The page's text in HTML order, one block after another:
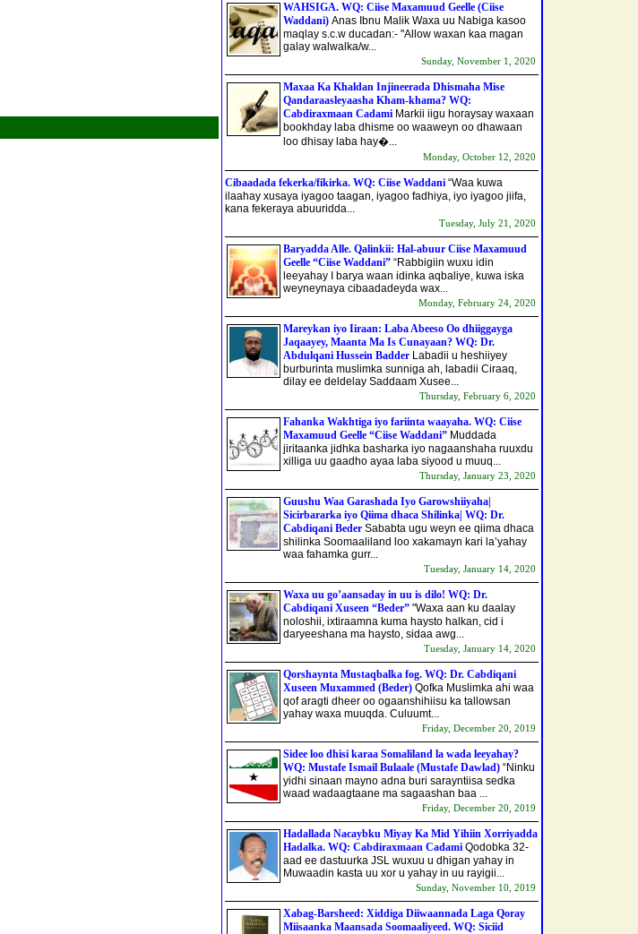
WAHSIGA. WQ: Ciise Maxamuud Geelle (Ciise
Waddani) Anas Ibnu Malik Waxa uu Nabiga kasoo
maqlay s.c.w ducadan:- "Allow waxan kaa magan
galay walwalka/w...
Sunday, November 1, 2020
Maxaa Ka Khaldan Injineerada Dhismaha Mise
Qandaraasleyaasha Kham-khama? WQ:
Cabdiraxmaan Cadami Markii iigu horaysay waxaan
bookhday laba dhisme oo waaweyn oo dhawaan
loo dhisay laba hay�...
Monday, October 12, 2020
Cibaadada fekerka/fikirka. WQ: Ciise Waddani “Waa kuwa
ilaahay xusaya iyagoo taagan, iyagoo fadhiya, iyo iyagoo jiifa,
kana fekeraya abuuridda...
Tuesday, July 21, 2020
Baryadda Alle. Qalinkii: Hal-abuur Ciise Maxamuud
Geelle “Ciise Waddani” “Rabbigiin wuxu idin
leeyahay I barya waan idinka aqbaliye, kuwa iska
weyneynaya cibaadadeyda wax...
Monday, February 24, 2020
Mareykan iyo Iiraan: Laba Abeeso Oo dhiiggayga
Jaqaayey, Maanta Ma Is Cunayaan? WQ: Dr.
Abdulqani Hussein Badder Labadii u heshiiyey
burburinta muslimka sunniga ah, labadii Ciraaq,
dilay ee deldelay Saddaam Xusee...
Thursday, February 6, 2020
Fahanka Wakhtiga iyo fariinta waayaha. WQ: Ciise
Maxamuud Geelle “Ciise Waddani” Muddada
jiritaanka jidhka basharka iyo nagaanshaha ruuxdu
xilliga uu gaadho ayaa laba siyood u muuq...
Thursday, January 23, 2020
Guushu Waa Garashada Iyo Garowshiiyaha|
Sicirbararka iyo Qiima dhaca Shilinka| WQ: Dr.
Cabdiqani Beder Sababta ugu weyn ee qiima dhaca
shilinka Soomaaliland loo xakamayn kari la’yahay
waa fahamka gurr...
Tuesday, January 14, 2020
Waxa uu go’aansaday in uu is dilo! WQ: Dr.
Cabdiqani Xuseen “Beder” "Waxa aan ku daalay
noloshii, ixtiraamna kuma haysto halkan, cid i
daryeeshana ma haysto, sidaa awg...
Tuesday, January 14, 2020
Qorshaynta Mustaqbalka fog. WQ: Dr. Cabdiqani
Xuseen Muxammed (Beder) Qofka Muslimka ahi waa
qof aragti dheer oo ogaanshihiisu ka tallowsan
yahay waxa muuqda. Culuumt...
Friday, December 20, 2019
Sidee loo dhisi karaa Somaliland la wada leeyahay?
WQ: Mustafe Ismail Bulaale (Mustafe Dawlad) “Ninku
yidhi sinaan mayno adna buri sarayntiisa sedka
waad wadaagtaane ma sagaashan baa ...
Friday, December 20, 2019
Hadallada Nacaybku Miyay Ka Mid Yihiin Xorriyadda
Hadalka. WQ: Cabdiraxmaan Cadami Qodobka 32-
aad ee dastuurka JSL wuxuu u dhigan yahay in
Muwaadin kasta uu xor u yahay in uu rayigii...
Sunday, November 10, 2019
Xabag-Barsheed: Xiddiga Diiwaannada Laga Qoray
Miisaanka Maansada Soomaaliyeed. WQ: Siciid